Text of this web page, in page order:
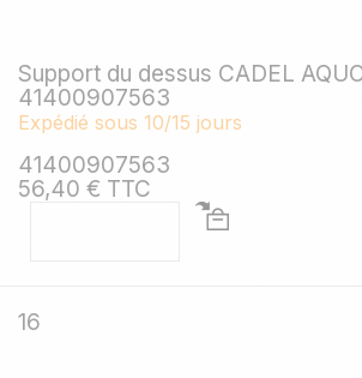
Support du dessus CADEL
41400907563
Expédié sous 10/15 jours
41400907563
56,40 € TTC
16